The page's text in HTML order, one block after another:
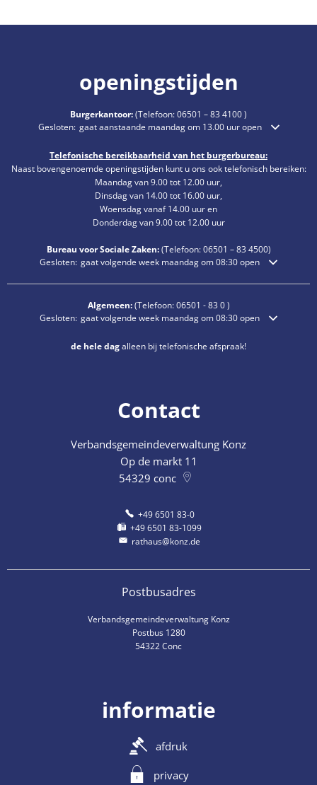
openingstijden
Burgerkantoor:(Telefoon:06501 – 83 4100)
Klik om extra openings- of sluitingstijden te verbergen
Gesloten: gaat aanstaande maandag om 13.00 uur open
Telefonische bereikbaarheid van het burgerbureau:
Naast bovengenoemde openingstijden kunt u ons ook telefonisch bereiken:
Maandag van 9.00 tot 12.00 uur,
Dinsdag van 14.00 tot 16.00 uur,
Woensdag vanaf 14.00 uur en
Donderdag van 9.00 tot 12.00 uur
Bureau voor Sociale Zaken:(Telefoon:06501 – 834500)
Klik om extra openings- of sluitingstijden te verbergen
Gesloten: gaat volgende week maandag om 08:30 open
Algemeen:(Telefoon:06501 - 83 0)
Klik om extra openings- of sluitingstijden te verbergen
Gesloten: gaat volgende week maandag om 08:30 open
de hele dagalleen bij telefonische afspraak!
Contact
Verbandsgemeindeverwaltung Konz
Op de markt 11
54329 conc
+49 6501 83-0
+49 6501 83-1099
rathaus@konz.de
Postbusadres
Verbandsgemeindeverwaltung Konz
Postbus 1280
54322 Conc
informatie
afdruk
privacy